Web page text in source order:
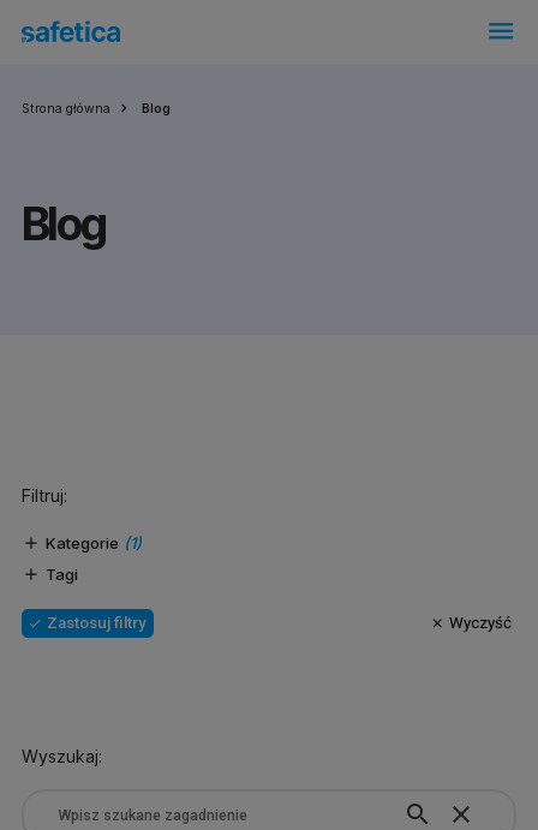
menu
Strona główna Blog
Blog
Filtruj:
Kategorie (1)
Tagi
Zastosuj filtry Wyczyść
Wyszukaj:
search close